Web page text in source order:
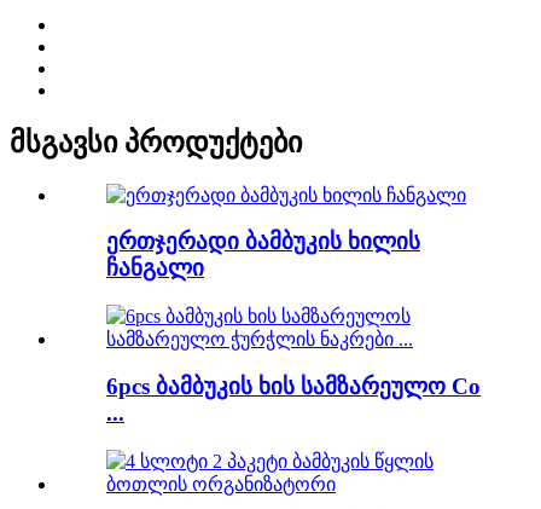
მსგავსი პროდუქტები
ერთჯერადი ბამბუკის ხილის
ჩანგალი
6pcs ბამბუკის ხის სამზარეულო Co
...